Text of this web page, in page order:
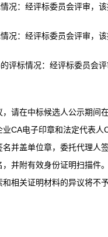
况：经评标委员会评审，
况：经评标委员会评审，
评标情况：经评标委员会
请在中标候选人公示期间
CA电子印章和法定代表
并盖单位章，委托代理人
并附有效身份证明扫描件
相关证明材料的异议将不予